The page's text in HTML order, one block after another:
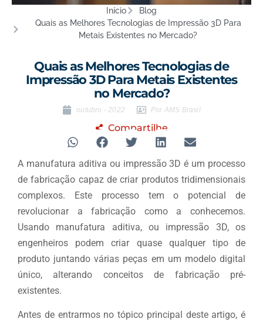
Início
Blog
Quais as Melhores Tecnologias de Impressão 3D Para
Metais Existentes no Mercado?
Quais as Melhores Tecnologias de
Impressão 3D Para Metais Existentes
no Mercado?
outubro - 2022 Por AMS Brasil
Compartilhe
A manufatura aditiva ou impressão 3D é um processo
de fabricação capaz de criar produtos tridimensionais
complexos. Este processo tem o potencial de
revolucionar a fabricação como a conhecemos.
Usando manufatura aditiva, ou impressão 3D, os
engenheiros podem criar quase qualquer tipo de
produto juntando várias peças em um modelo digital
único, alterando conceitos de fabricação pré-
existentes.
Antes de entrarmos no tópico principal deste artigo, é